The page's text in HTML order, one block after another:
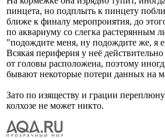
пинцета, но подплыть к пинцету
ближе к финалу меропроиятия, до
по аквариуму со слегка растерянным
"подождите меня, ну подождите же, я
Всякая периферия у неё
от головы расположена, поэтому
бывают некоторые потери данных на
Зато по изяществу и грации
колхозе не может никто.